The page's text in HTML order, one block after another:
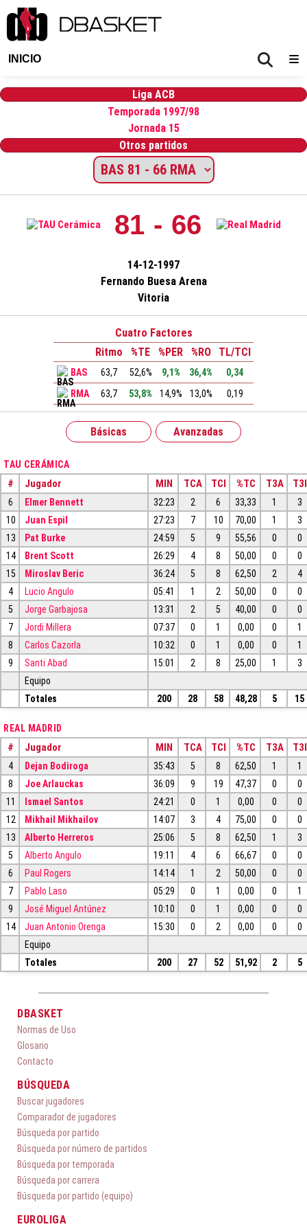
INICIO
Liga ACB
Temporada 1997/98
Jornada 15
Otros partidos
81 - 66
14-12-1997
Fernando Buesa Arena
Vitoria
Cuatro Factores
Ritmo
%TE %PER %RO TL/TCI
BAS 63,7 52,6% 9,1% 36,4%
0,34
RMA
63,7 53,8% 14,9% 13,0% 0,19
Básicas Avanzadas
TAU CERÁMICA
# Jugador MIN TCA TCI %TC T3A T3I
6 Elmer Bennett 32:23 2 6 33,33 1
3
10
Juan Espil 27:23 7 10 70,00 1
3
13
Pat Burke 24:59 5 9 55,56 0
0
14
Brent Scott 26:29 4 8 50,00 0
0
15
Miroslav Beric 36:24 5 8 62,50 2
4
4
Lucio Angulo 05:41 1 2 50,00 0
0
5
Jorge Garbajosa 13:31 2 5 40,00 0
0
7
Jordi Millera 07:37 0 1 0,00 0
1
8
Carlos Cazorla 10:32 0 1 0,00 0
1
9
Santi Abad 15:01 2 8 25,00 1
3
Equipo
Totales
200 28 58 48,28 5 15
REAL MADRID
# Jugador MIN TCA TCI %TC T3A T3I
4 Dejan Bodiroga 35:43 5 8 62,50 1
1
8
Joe Arlauckas 36:09 9 19 47,37 0
0
11
Ismael Santos 24:21 0 1 0,00 0
0
12
Mikhail Mikhailov 14:07 3 4 75,00 0
0
13
Alberto Herreros 25:06 5 8 62,50 1
3
5
Alberto Angulo 19:11 4 6 66,67 0
0
6
Paul Rogers 14:14 1 2 50,00 0
0
7
Pablo Laso 05:29 0 1 0,00 0
1
9
José Miguel Antúnez 10:10 0 1 0,00 0
0
14
Juan Antonio Orenga 15:30 0 2 0,00 0
0
Equipo
Totales
200 27 52 51,92 2 5
DBASKET
Normas de Uso
Glosario
Contacto
BÚSQUEDA
Buscar jugadores
Comparador de jugadores
Búsqueda por partido
Búsqueda por número de partidos
Búsqueda por temporada
Búsqueda por carrera
Búsqueda por partido (equipo)
EUROLIGA